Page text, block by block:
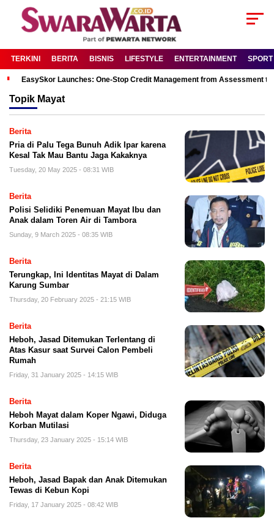
TERKINI BERITA BISNIS LIFESTYLE ENTERTAINMENT SPORT
EasySkor Launches: One-Stop Credit Management from Assessment
Topik Mayat
Berita
Pria di Palu Tega Bunuh Adik Ipar karena
Kesal Tak Mau Bantu Jaga Kakaknya
Tuesday, 20 May 2025 - 08:31 WIB
Berita
Polisi Selidiki Penemuan Mayat Ibu dan
Anak dalam Toren Air di Tambora
Sunday, 9 March 2025 - 08:35 WIB
Berita
Terungkap, Ini Identitas Mayat di Dalam
Karung Sumbar
Thursday, 20 February 2025 - 21:15 WIB
Berita
Heboh, Jasad Ditemukan Terlentang di
Atas Kasur saat Survei Calon Pembeli
Rumah
Friday, 31 January 2025 - 14:15 WIB
Berita
Heboh Mayat dalam Koper Ngawi, Diduga
Korban Mutilasi
Thursday, 23 January 2025 - 15:14 WIB
Berita
Heboh, Jasad Bapak dan Anak Ditemukan
Tewas di Kebun Kopi
Friday, 17 January 2025 - 08:42 WIB